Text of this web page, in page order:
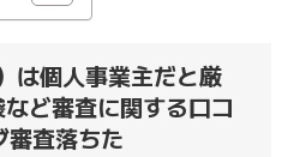
は個人事業主だと厳
ど審査に関する口コ
審査落ちた